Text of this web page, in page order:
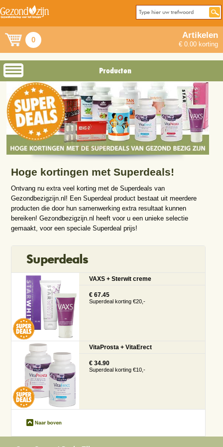
0 Artikelen
€ 0.00 korting
Producten
Hoge kortingen met Superdeals!
Ontvang nu extra veel korting met de Superdeals van
Gezondbezigzijn.nl! Een Superdeal product bestaat uit meerdere
producten die door hun samenwerking extra resultaat kunnen
bereiken! Gezondbezigzijn.nl heeft voor u een unieke selectie
gemaakt, voor een speciale Superdeal prijs!
Superdeals
VAXS + Sterwit creme
€ 67.45
Superdeal korting €20,-
VitaProsta + VitaErect
€ 34.90
Superdeal korting €10,-